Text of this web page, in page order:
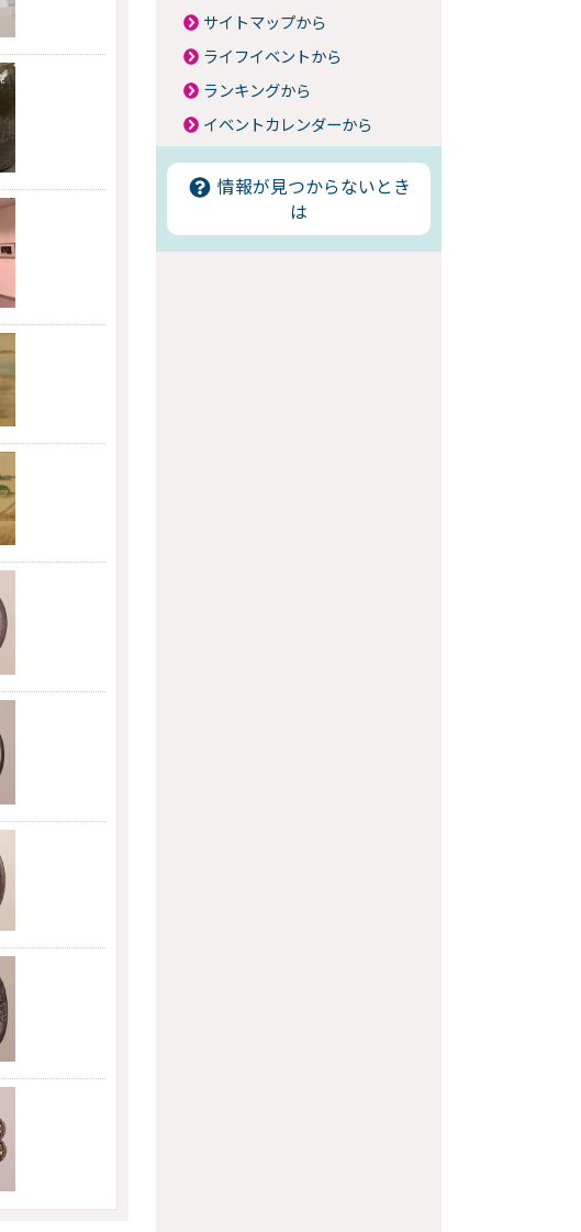
サイトマップから
ライフイベントから
ランキングから
イベントカレンダーから
情報が見つからないとき
は